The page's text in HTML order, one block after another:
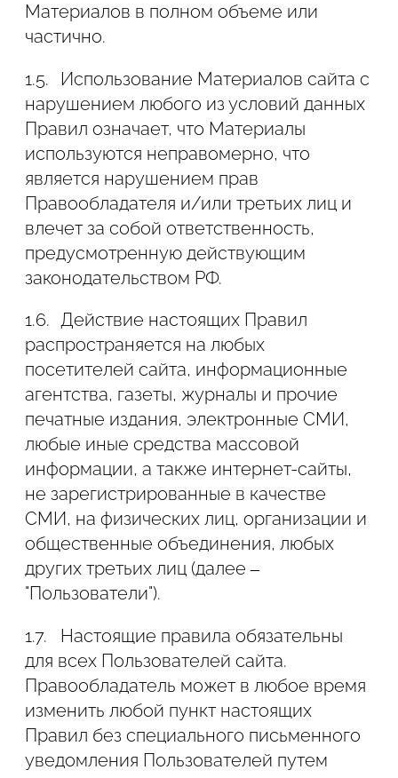
2.4. Защита данных, автоматически
передаваемых при просмотре
с установленными на них
статистическими скриптами системы
(пикселями) осуществляется
Администрацией сайта.
Вот перечень этих данных:
2.4.1. IP-адрес;
2.4.2. сведения из cookies;
2.4.3. сведения о браузере (либо другой
программе, через которую становится
доступен показ рекламы);
2.4.4. время посещения сайта;
2.4.5. адрес страницы, на которой
располагается рекламный блок;
2.4.6. реферер (адрес предыдущей
страницы).
2.5. Настоящая Политика применима
в ходе использования Сайта.
Администрация сайта не контролирует
и не несет ответственность за
обработку информации сайтами и
Сайтами третьих лиц, на которые
Пользователь может перейти по
Материалов в полном объеме или
частично.
1.5.
Использование Материалов сайта с
нарушением любого из условий данных
Правил означает, что Материалы
используются неправомерно, что
является нарушением прав
Правообладателя и/или третьих лиц и
влечет за собой ответственность,
предусмотренную действующим
законодательством РФ.
1.6. Действие настоящих Правил
распространяется на любых
посетителей сайта, информационные
агентства, газеты, журналы и прочие
печатные издания, электронные СМИ,
любые иные средства массовой
информации, а также интернет-сайты,
не зарегистрированные в качестве
СМИ, на физических лиц, организации и
общественные объединения, любых
других третьих лиц (далее –
"Пользователи").
1.7.
Настоящие правила обязательны
для всех Пользователей сайта.
Правообладатель может в любое время
изменить любой пункт настоящих
Правил без специального письменного
уведомления Пользователей путем